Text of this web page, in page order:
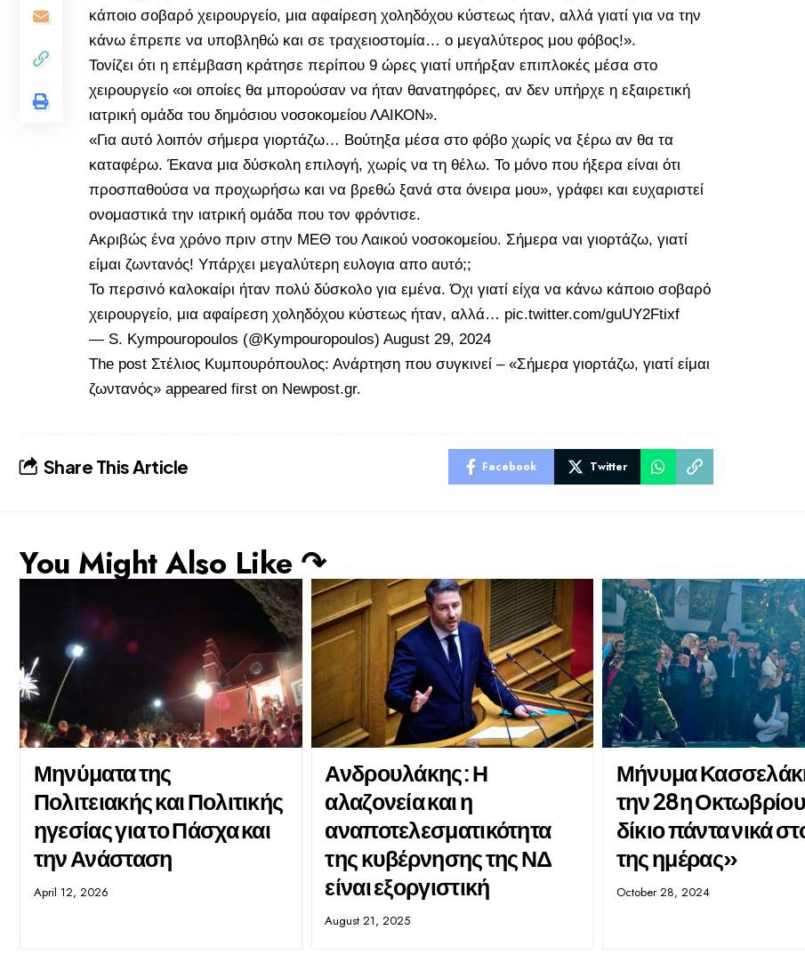
κάποιο σοβαρό χειρουργείο, μια αφαίρεση χοληδόχου κύστεως ήταν, αλλά γιατί για να την
κάνω έπρεπε να υποβληθώ και σε τραχειοστομία… ο μεγαλύτερος μου φόβος!».
Τονίζει ότι η επέμβαση κράτησε περίπου 9 ώρες γιατί υπήρξαν επιπλοκές μέσα στο
χειρουργείο «οι οποίες θα μπορούσαν να ήταν θανατηφόρες, αν δεν υπήρχε η εξαιρετική
ιατρική ομάδα του δημόσιου νοσοκομείου ΛΑΙΚΟΝ».
«Για αυτό λοιπόν σήμερα γιορτάζω… Βούτηξα μέσα στο φόβο χωρίς να ξέρω αν θα τα
καταφέρω. Έκανα μια δύσκολη επιλογή, χωρίς να τη θέλω. Το μόνο που ήξερα είναι ότι
προσπαθούσα να προχωρήσω και να βρεθώ ξανά στα όνειρα μου», γράφει και ευχαριστεί
ονομαστικά την ιατρική ομάδα που τον φρόντισε.
Ακριβώς ένα χρόνο πριν στην ΜΕΘ του Λαικού νοσοκομείου. Σήμερα ναι γιορτάζω, γιατί
είμαι ζωντανός! Υπάρχει μεγαλύτερη ευλογια απο αυτό;;
Το περσινό καλοκαίρι ήταν πολύ δύσκολο για εμένα. Όχι γιατί είχα να κάνω κάποιο σοβαρό
χειρουργείο, μια αφαίρεση χοληδόχου κύστεως ήταν, αλλά… pic.twitter.com/guUY2Ftixf
— S. Kympouropoulos (@Kympouropoulos) August 29, 2024
The post Στέλιος Κυμπουρόπουλος: Ανάρτηση που συγκινεί – «Σήμερα γιορτάζω, γιατί είμαι
ζωντανός» appeared first on Newpost.gr.
Share This Article Facebook Twitter
You Might Also Like ↷
Μηνύματα της
Πολιτειακής και Πολιτικής
ηγεσίας για το Πάσχα και
την Ανάσταση
April 12, 2026
Ανδρουλάκης: Η
αλαζονεία και η
αναποτελεσματικότητα
της κυβέρνησης της ΝΔ
είναι εξοργιστική
August 21, 2025
Μήνυμα
την 28η
δίκιο πάντα νικά
της ημέρας»
October 28, 2024